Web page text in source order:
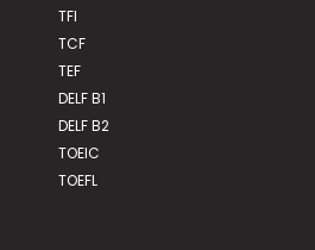
TFI
TCF
TEF
DELF B1
DELF B2
TOEIC
TOEFL